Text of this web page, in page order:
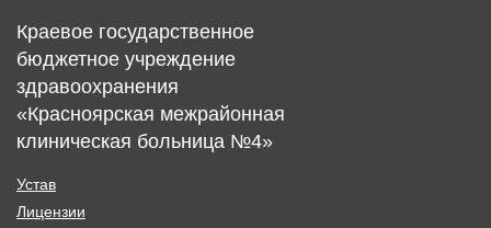
Краевое государственное
бюджетное учреждение
здравоохранения
«Красноярская межрайонная
клиническая больница №4»
Устав
Лицензии